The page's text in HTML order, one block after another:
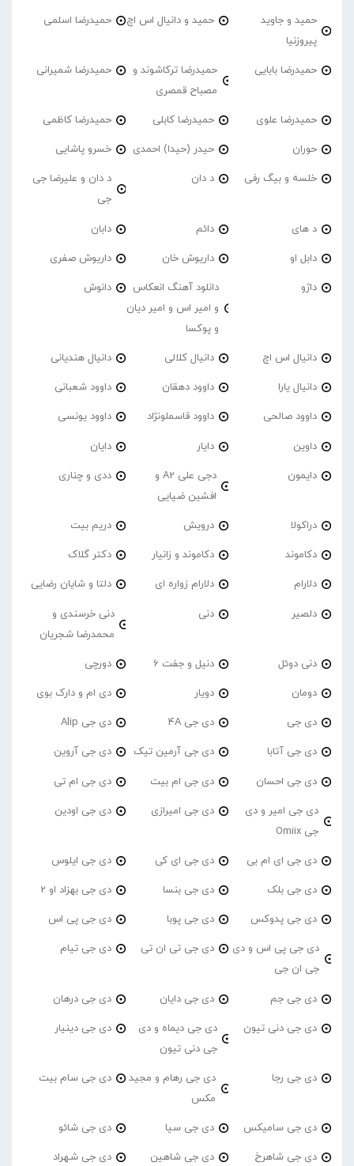
حمید و جاوید
پیروزنیا
حمید و دانیال اس اچ حمیدرضا اسلمی
حمیدرضا بابایی
حمیدرضا ترکاشوند و
مصباح قمصری
حمیدرضا شمیرانی
حمیدرضا علوی حمیدرضا کابلی حمیدرضا کاظمی
حوران حیدر (حیدا) احمدی خسرو پاشایی
خلسه و بیگ رفی د دان
د دان و علیرضا جی
جی
د های دائم دابان
دابل او داریوش خان داریوش صفری
داژو
دانلود آهنگ انعکاس
و امیر اس و امیر دیان
و پوکسا
دانوش
دانیال اس اچ دانیال کلالی دانیال هندیانی
دانیال یارا داوود دهقان داوود شعبانی
داوود صالحی داوود قاسملونژاد داوود یونسی
داوین دایار دایان
دایمون
دجی علی A2 و
افشین ضیایی
ددی و چناری
دراکولا درویش دریم بیت
دکاموند دکاموند و زانیار دکتر گلاک
دلارام دلارام زواره ای دلتا و شایان رضایی
دلصیر دنی
دنی خرسندی و
محمدرضا شجریان
دنی دوئل دنیل و جفت 6 دورچی
دومان دویار دی ام و دارک بوی
دی جی دی جی 4A دی جی Alip
دی جی آتابا دی جی آرمین تیک دی جی آروین
دی جی احسان دی جی ام بیت دی جی ام تی
دی جی امیر و دی
جی Omiix
دی جی امیرازی دی جی اودین
دی جی ای ام بی دی جی ای کی دی جی ایلوس
دی جی بلک دی جی بنسا دی جی بهزاد او 2
دی جی پدوکس دی جی پوبا دی جی پی اس
دی جی پی اس و دی
جی ان جی
دی جی تی ان تی دی جی تیام
دی جی جم دی جی دایان دی جی درهان
دی جی دنی تیون
دی جی دیماه و دی
جی دنی تیون
دی جی دینیار
دی جی رجا
دی جی رهام و مجید
مکس
دی جی سام بیت
دی جی سامیکس دی جی سیا دی جی شائو
دی جی شاهرخ دی جی شاهین دی جی شهراد